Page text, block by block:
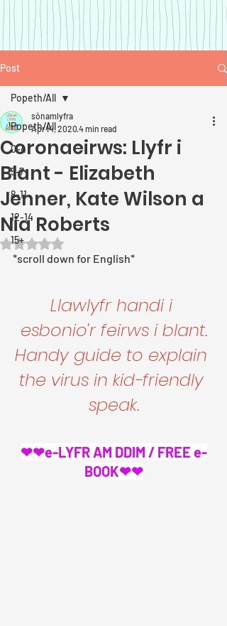
Post
Popeth/All
0-4
5-7
8-11
12-14
15+
Popeth/All
Coronaeirws: Llyfr i
Blant - Elizabeth
Jenner, Kate Wilson a
Nia Roberts
sônamlyfra
Apr 14, 2020 4 min read
Rated NaN out of 5 stars.
*scroll down for English*
Llawlyfr handi i
esbonio'r feirws i blant.
Handy guide to explain
the virus in kid-friendly
speak.
❤❤e-LYFR AM DDIM / FREE e-
BOOK❤❤